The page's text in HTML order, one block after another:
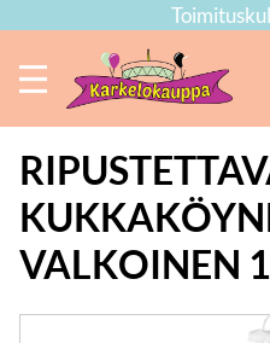
VALKOINEN